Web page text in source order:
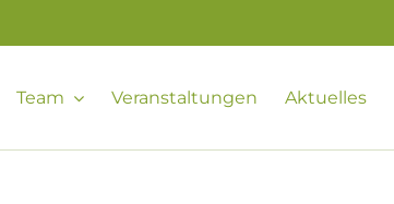
Team Veranstaltungen Aktuelles